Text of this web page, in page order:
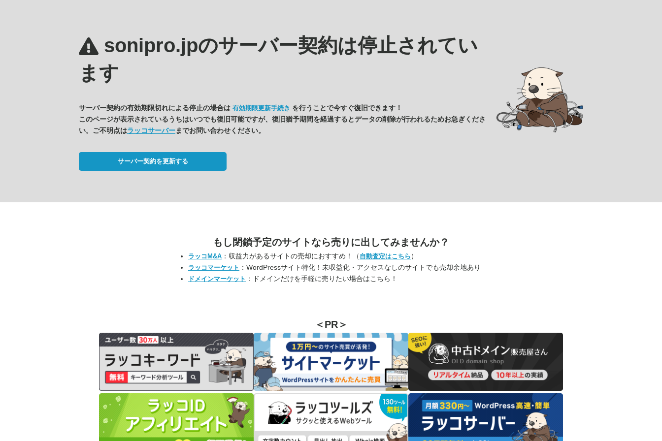
sonipro.jpのサーバー契約は停止されてい
ます
サーバー契約の有効期限切れによる停止の場合は 有効期限更新手続き を行うことで今すぐ復旧できます！
このページが表示されているうちはいつでも復旧可能ですが、復旧猶予期間を経過するとデータの削除が行われるためお急ぎくださ
い。ご不明点はラッコサーバーまでお問い合わせください。
サーバー契約を更新する
もし閉鎖予定のサイトなら売りに出してみませんか？
ラッコM&A ：収益力があるサイトの売却におすすめ！（ 自動査定はこちら ）
ラッコマーケット ：WordPressサイト特化！未収益化・アクセスなしのサイトでも売却余地あり
ドメインマーケット ：ドメインだけを手軽に売りたい場合はこちら！
＜PR＞